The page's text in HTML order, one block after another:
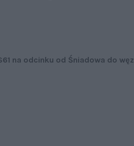
na odcinku od Śniadowa do